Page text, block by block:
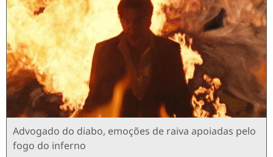
Advogado do diabo, emoções de raiva apoiadas pelo
fogo do inferno